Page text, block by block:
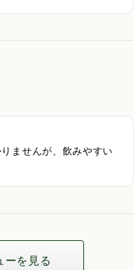
ませんが、飲みやすい
ーを見る